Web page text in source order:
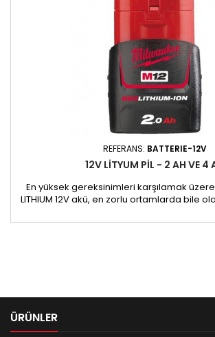
REFERANS: BATTERIE-12V
12V LITYUM PIL - 2 AH VE 4
En yüksek gereksinimleri karşılamak
LITHIUM 12V akü, en zorlu ortamlarda bile
sayesinde, -18 °C'ye kadar olan aşırı
performans sunar. Sağlam tasarımı,
ÜRÜNLER